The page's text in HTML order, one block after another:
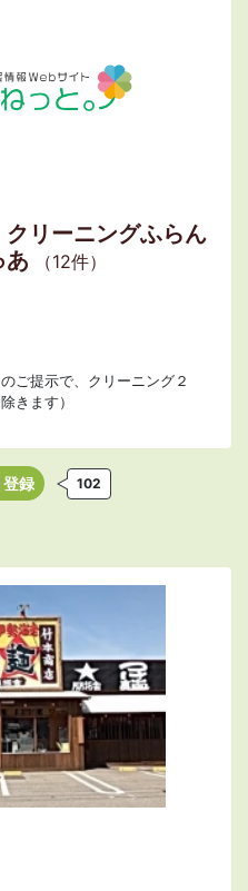
リーニングふらん
あ
（12件）
ご提示で、クリーニング２
きます）
登録 102